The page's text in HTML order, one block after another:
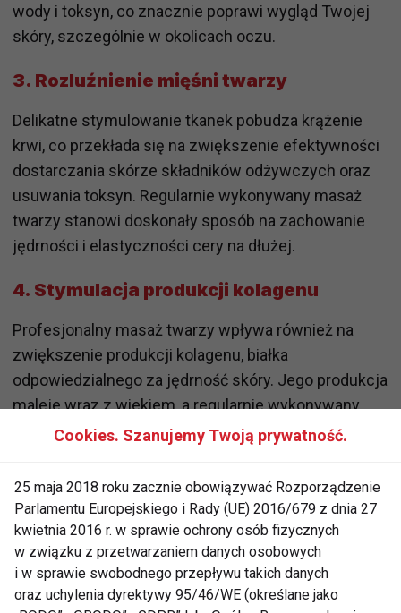
wody i toksyn, co znacznie poprawi wygląd Twojej
skóry, szczególnie w okolicach oczu.
3. Rozluźnienie mięśni twarzy
Delikatne stymulowanie tkanek pobudza krążenie
krwi, co przekłada się na zwiększenie efektywności
dostarczania skórze składników odżywczych oraz
usuwania toksyn. Regularnie wykonywany masaż
twarzy stanowi doskonały sposób na zachowanie
jędrności i elastyczności cery na dłużej.
4. Stymulacja produkcji kolagenu
Profesjonalny masaż twarzy wpływa również na
zwiększenie produkcji kolagenu, białka
odpowiedzialnego za jędrność skóry. Jego produkcja
maleje wraz z wiekiem, a regularnie wykonywany
masaż pomaga odbudować utraconą elastyczność i
5. Zwiększenie wchłanialności
produktów pielęgnacyjnych
Masaż twarzy poprawia krążenie krwi, co zwiększa
wchłanialność kosmetyków. Wszystkie cenne
składniki zawarte w Twoich ulubionych produktach
Cookies. Szanujemy Twoją prywatność.
25 maja 2018 roku zacznie obowiązywać Rozporządzenie
Parlamentu Europejskiego i Rady (UE) 2016/679 z dnia 27
kwietnia 2016 r. w sprawie ochrony osób fizycznych
w związku z przetwarzaniem danych osobowych
i w sprawie swobodnego przepływu takich danych
oraz uchylenia dyrektywy 95/46/WE (określane jako